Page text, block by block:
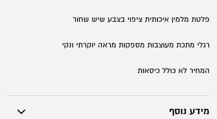
פלטת מלמין איכותית ציפוי בצבע שיש שחור
רגלי מתכת מעוצבות מספקות מראה יוקרתי ונקי
המחיר לא כולל כיסאות
מידע נוסף